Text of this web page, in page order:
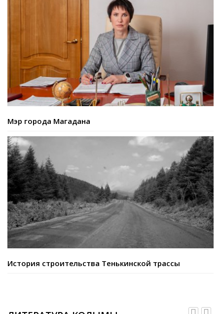
Мэр города Магадана
История строительства Тенькинской трассы